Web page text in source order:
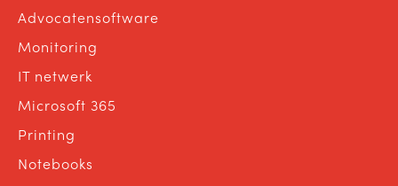
Advocatensoftware
Monitoring
IT netwerk
Microsoft 365
Printing
Notebooks